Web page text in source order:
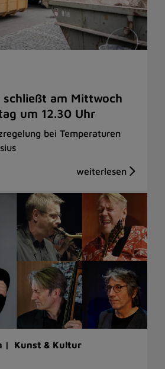
am Mittwoch
um 12.30 Uhr
bei Temperaturen
| Kunst & Kultur